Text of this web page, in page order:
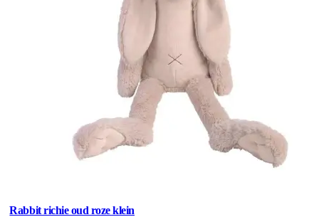
Rabbit richie oud roze klein